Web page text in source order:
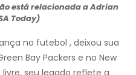
está relacionada a Adrian
Today)
no futebol , deixou sua
Bay Packers e no New